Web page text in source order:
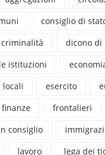
consiglio di
criminalità
dicono di
istituzioni
locali esercito
finanze frontalieri
consiglio
lavoro
lega dei